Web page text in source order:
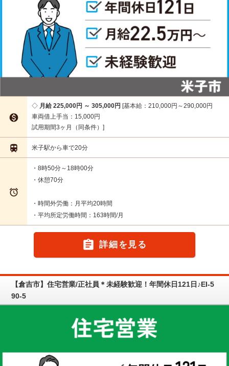

月給 225,000円 ～ 305,000円 基本給：210,000円～290,000円
車両借上手当：15,000円
試用期間3ヶ月（同条件）
 米子駅から車で20分

・8時50分～18時00分
・休憩70分
・時間外労働：月平均20時間
・平均所定労働時間：163時間/月
 詳細を見る
【倉吉市】住宅営業/正社員＊未経験歓迎！年間休日121日♪EI-5
90-5